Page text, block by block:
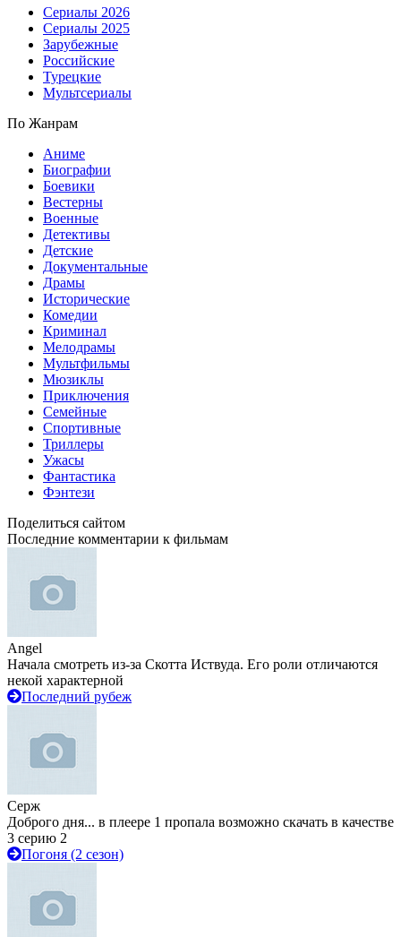
Сериалы 2026
Сериалы 2025
Зарубежные
Российские
Турецкие
Мультсериалы
По Жанрам
Аниме
Биографии
Боевики
Вестерны
Военные
Детективы
Детские
Документальные
Драмы
Исторические
Комедии
Криминал
Мелодрамы
Мультфильмы
Мюзиклы
Приключения
Семейные
Спортивные
Триллеры
Ужасы
Фантастика
Фэнтези
Поделиться сайтом
Последние комментарии к фильмам
Angel
Начала смотреть из-за Скотта Иствуда. Его роли отличаются
некой характерной
Последний рубеж
Серж
Доброго дня... в плеере 1 пропала возможно скачать в качестве
3 серию 2
Погоня (2 сезон)